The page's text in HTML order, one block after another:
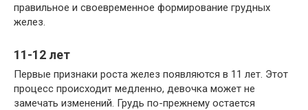
правильное и своевременное формирование грудных
желез.
11-12 лет
Первые признаки роста желез появляются в 11 лет. Этот
процесс происходит медленно, девочка может не
замечать изменений. Грудь по-прежнему остается